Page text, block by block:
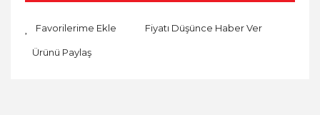
Fiyatı Düşünce Haber Ver
Ürünü Paylaş